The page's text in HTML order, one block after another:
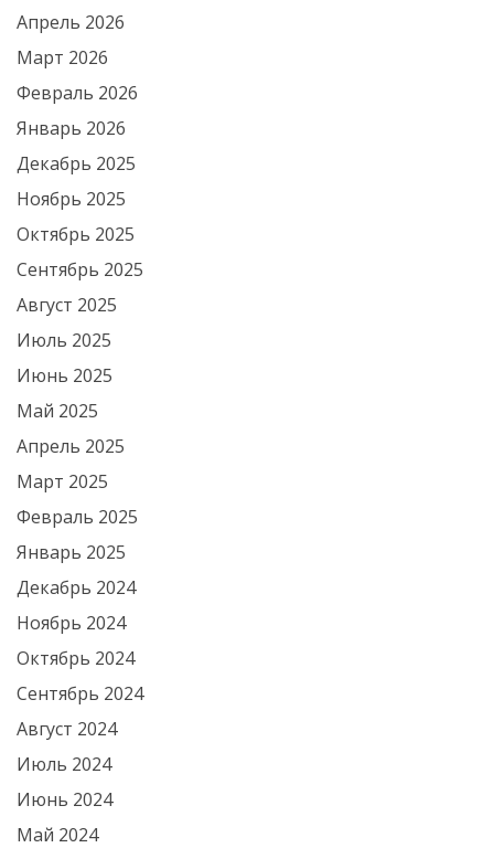
Апрель 2026
Март 2026
Февраль 2026
Январь 2026
Декабрь 2025
Ноябрь 2025
Октябрь 2025
Сентябрь 2025
Август 2025
Июль 2025
Июнь 2025
Май 2025
Апрель 2025
Март 2025
Февраль 2025
Январь 2025
Декабрь 2024
Ноябрь 2024
Октябрь 2024
Сентябрь 2024
Август 2024
Июль 2024
Июнь 2024
Май 2024